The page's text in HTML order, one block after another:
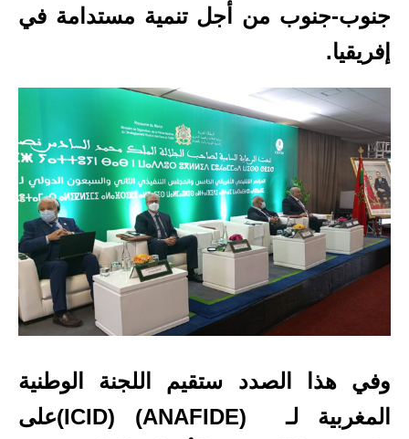
جنوب-جنوب من أجل تنمية مستدامة في
إفريقيا.
وفي هذا الصدد ستقيم اللجنة الوطنية
المغربية لـ (ANAFIDE) (ICID)على